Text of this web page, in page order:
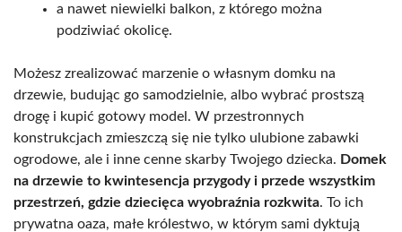
a nawet niewielki balkon, z którego można
podziwiać okolicę.
Możesz zrealizować marzenie o własnym domku na
drzewie, budując go samodzielnie, albo wybrać prostszą
drogę i kupić gotowy model. W przestronnych
konstrukcjach zmieszczą się nie tylko ulubione zabawki
ogrodowe, ale i inne cenne skarby Twojego dziecka. Domek
na drzewie to kwintesencja przygody i przede wszystkim
przestrzeń, gdzie dziecięca wyobraźnia rozkwita. To ich
prywatna oaza, małe królestwo, w którym sami dyktują